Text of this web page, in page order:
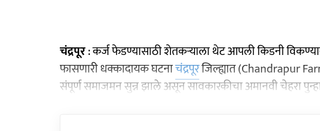
चंद्रपूर: कर्ज फेडण्यासाठी शेतकऱ्याला थेट आपली किडनी
फासणारी धक्कादायक घटनाचंद्रपूरजिल्ह्यात (Chandrapur
संपूर्ण समाजमन सुन्न झाले असून सावकारकीचा अमानवी चेहरा